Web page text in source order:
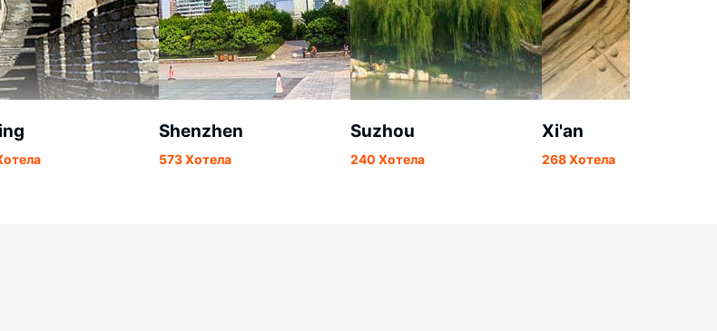
Shenzhen
573 Хотела
Suzhou
240 Хотела
Xi'an
268 Хотела